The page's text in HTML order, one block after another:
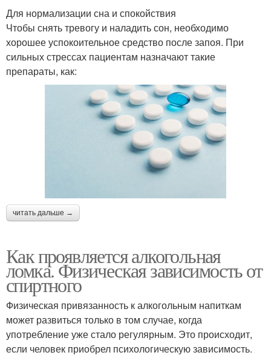
Для нормализации сна и спокойствия
Чтобы снять тревогу и наладить сон, необходимо
хорошее успокоительное средство после запоя. При
сильных стрессах пациентам назначают такие
препараты, как:
читать дальше →
Как проявляется алкогольная
ломка. Физическая зависимость от
спиртного
Физическая привязанность к алкогольным напиткам
может развиться только в том случае, когда
употребление уже стало регулярным. Это происходит,
если человек приобрел психологическую зависимость.